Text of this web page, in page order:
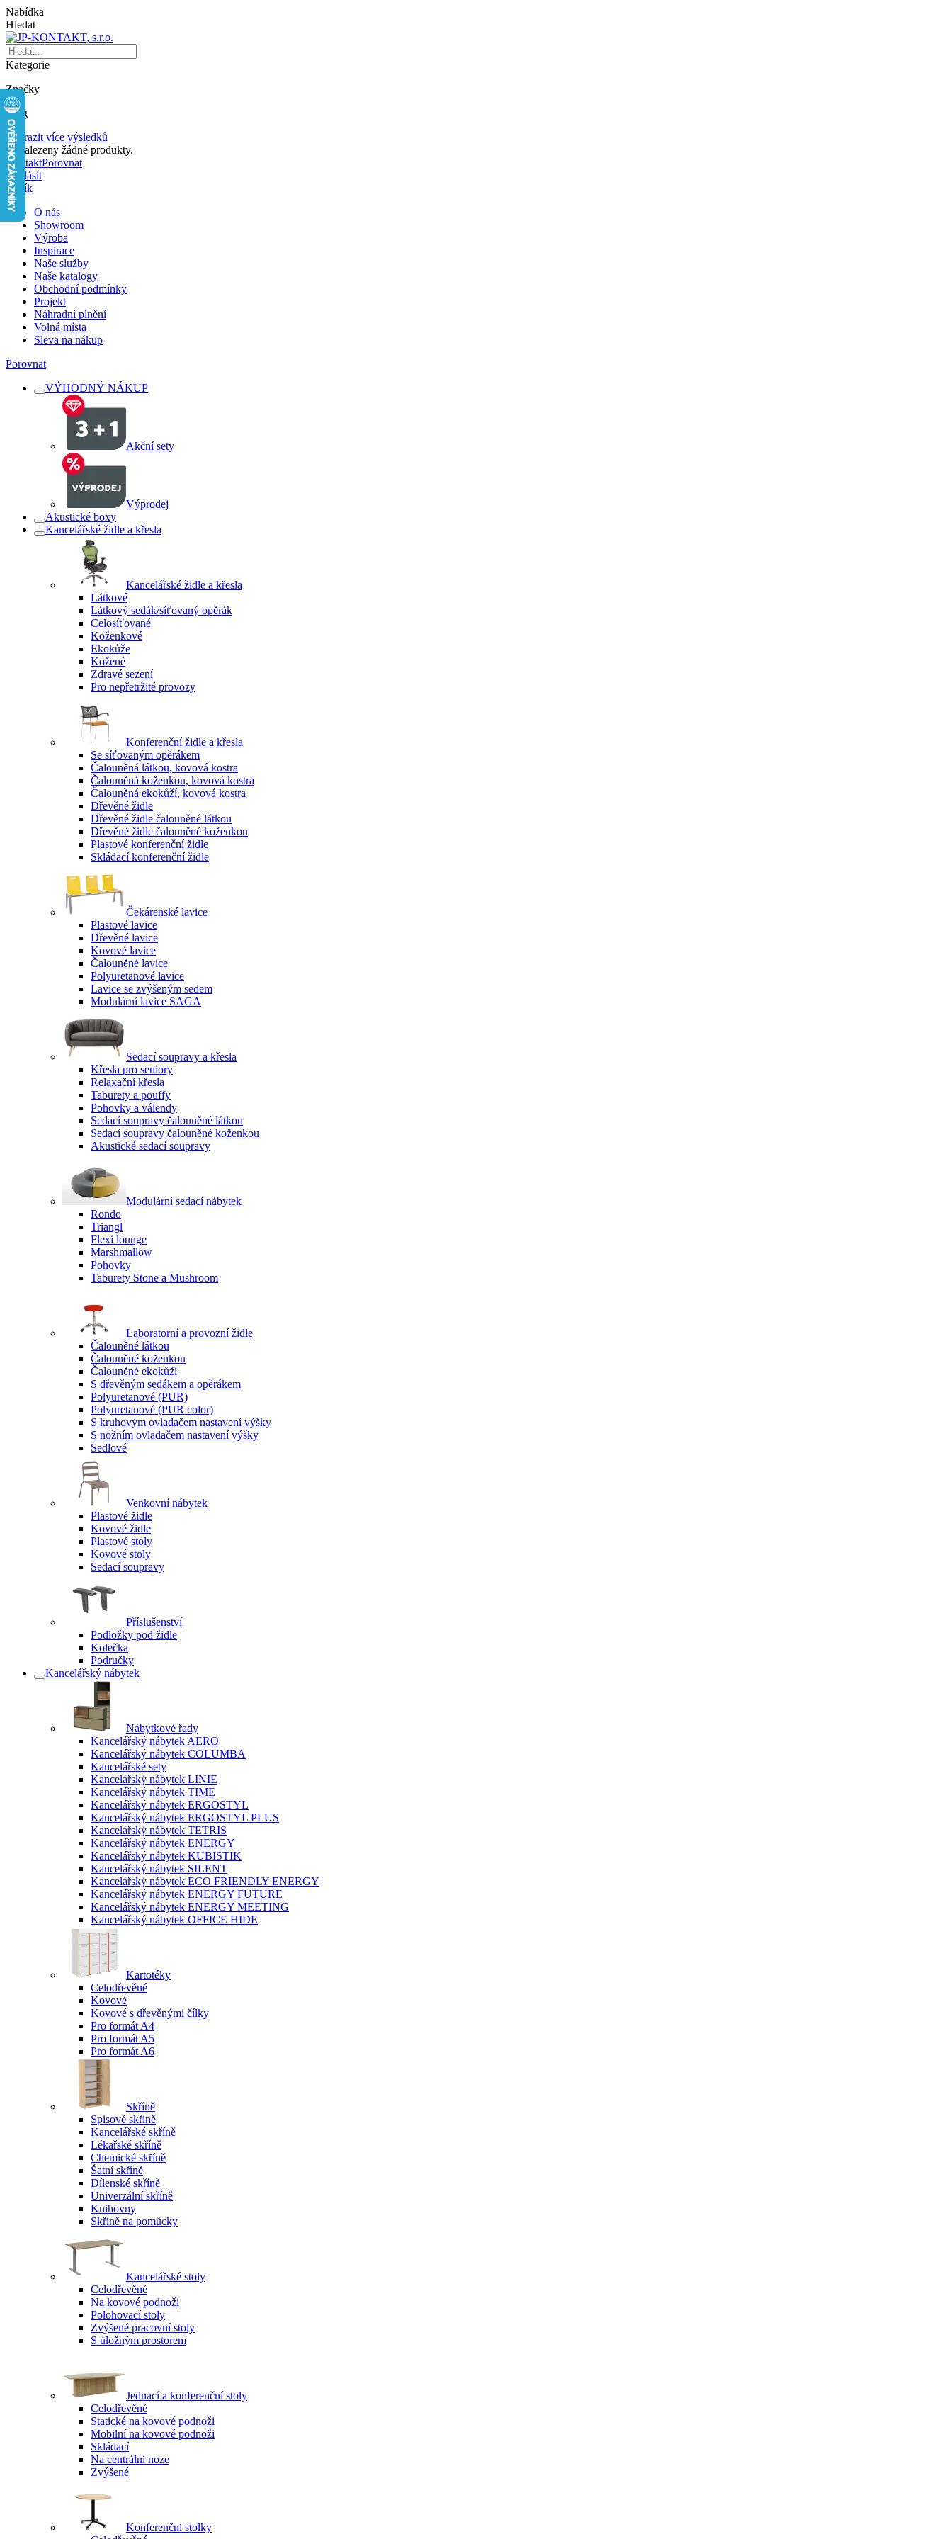
Nabídka
Hledat
Kategorie
Značky
Blog
Zobrazit více výsledků
Nenalezeny žádné produkty.
KontaktPorovnat
Přihlásit
Košík
O nás
Showroom
Výroba
Inspirace
Naše služby
Naše katalogy
Obchodní podmínky
Projekt
Náhradní plnění
Volná místa
Sleva na nákup
Porovnat
VÝHODNÝ NÁKUP
Akční sety
Výprodej
Akustické boxy
Kancelářské židle a křesla
Kancelářské židle a křesla
Látkové
Látkový sedák/síťovaný opěrák
Celosíťované
Koženkové
Ekokůže
Kožené
Zdravé sezení
Pro nepřetržité provozy
Konferenční židle a křesla
Se síťovaným opěrákem
Čalouněná látkou, kovová kostra
Čalouněná koženkou, kovová kostra
Čalouněná ekokůží, kovová kostra
Dřevěné židle
Dřevěné židle čalouněné látkou
Dřevěné židle čalouněné koženkou
Plastové konferenční židle
Skládací konferenční židle
Čekárenské lavice
Plastové lavice
Dřevěné lavice
Kovové lavice
Čalouněné lavice
Polyuretanové lavice
Lavice se zvýšeným sedem
Modulární lavice SAGA
Sedací soupravy a křesla
Křesla pro seniory
Relaxační křesla
Taburety a pouffy
Pohovky a válendy
Sedací soupravy čalouněné látkou
Sedací soupravy čalouněné koženkou
Akustické sedací soupravy
Modulární sedací nábytek
Rondo
Triangl
Flexi lounge
Marshmallow
Pohovky
Taburety Stone a Mushroom
Laboratorní a provozní židle
Čalouněné látkou
Čalouněné koženkou
Čalouněné ekokůží
S dřevěným sedákem a opěrákem
Polyuretanové (PUR)
Polyuretanové (PUR color)
S kruhovým ovladačem nastavení výšky
S nožním ovladačem nastavení výšky
Sedlové
Venkovní nábytek
Plastové židle
Kovové židle
Plastové stoly
Kovové stoly
Sedací soupravy
Příslušenství
Podložky pod židle
Kolečka
Područky
Kancelářský nábytek
Nábytkové řady
Kancelářský nábytek AERO
Kancelářský nábytek COLUMBA
Kancelářské sety
Kancelářský nábytek LINIE
Kancelářský nábytek TIME
Kancelářský nábytek ERGOSTYL
Kancelářský nábytek ERGOSTYL PLUS
Kancelářský nábytek TETRIS
Kancelářský nábytek ENERGY
Kancelářský nábytek KUBISTIK
Kancelářský nábytek SILENT
Kancelářský nábytek ECO FRIENDLY ENERGY
Kancelářský nábytek ENERGY FUTURE
Kancelářský nábytek ENERGY MEETING
Kancelářský nábytek OFFICE HIDE
Kartotéky
Celodřevěné
Kovové
Kovové s dřevěnými čílky
Pro formát A4
Pro formát A5
Pro formát A6
Skříně
Spisové skříně
Kancelářské skříně
Lékařské skříně
Chemické skříně
Šatní skříně
Dílenské skříně
Univerzální skříně
Knihovny
Skříně na pomůcky
Kancelářské stoly
Celodřevěné
Na kovové podnoži
Polohovací stoly
Zvýšené pracovní stoly
S úložným prostorem
Jednací a konferenční stoly
Celodřevěné
Statické na kovové podnoži
Mobilní na kovové podnoži
Skládací
Na centrální noze
Zvýšené
Konferenční stolky